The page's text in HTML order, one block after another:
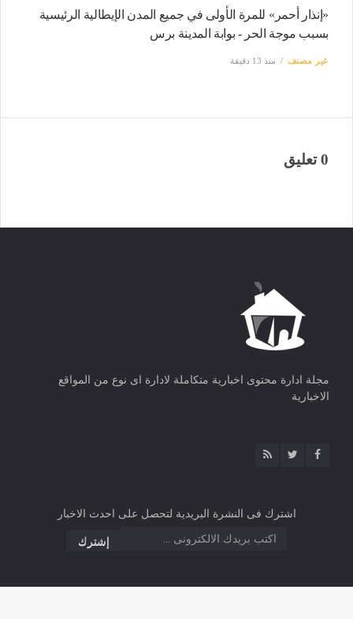
«إنذار أحمر» للمرة الأولى في جميع المدن الإيطالية الرئيسية
بسبب موجة الحر - بوابة المدينة برس
غير مصنف منذ 13 دقيقة
0 تعليق
مجلة ادارة محتوى اخبارية متكاملة لادارة اى نوع من المواقع
الاخبارية
اشترك فى النشرة البريدية لتحصل على احدث الاخبار